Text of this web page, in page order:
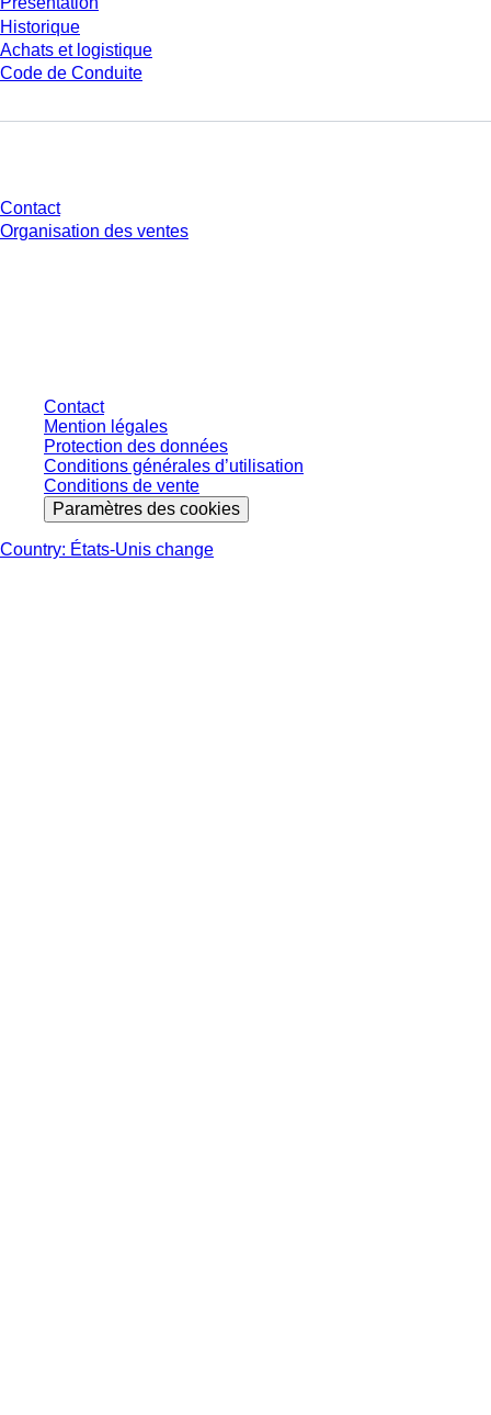
Historique
Achats et logistique
Code de Conduite
Contact
Organisation des ventes
Contact
Mention légales
Protection des données
Conditions générales d’utilisation
Conditions de vente
Paramètres des cookies
Country: États-Unis change